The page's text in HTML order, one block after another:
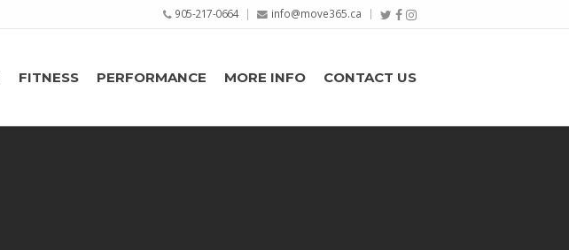
905-217-0664 info@move365.ca
FITNESS PERFORMANCE MORE INFO CONTACT US